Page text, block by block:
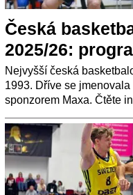
Česká
2025/26:
Nejvyšší česká
1993. Dříve se
sponzorem Maxa. Čtěte